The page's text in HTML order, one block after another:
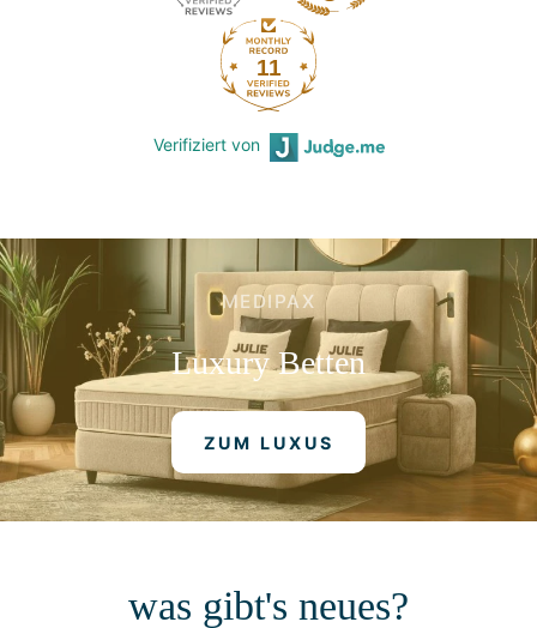
11
Verifiziert von
MEDIPAX
Luxury Betten
ZUM LUXUS
was gibt's neues?